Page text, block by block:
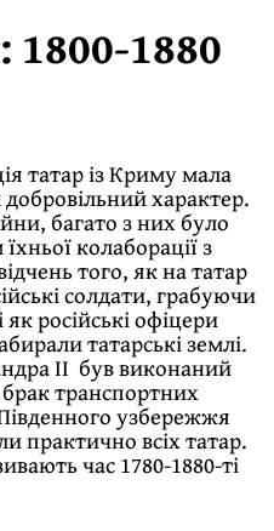
1800-1880
татар із Криму мала
характер.
багато з них було
колаборації з
того, як на татар
солдати, грабуючи
російські офіцери
татарські землі.
ІІ був виконаний
брак транспортних
узбережжя
практично всіх татар.
час 1780-1880-ті